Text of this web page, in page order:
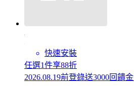
快速安裝
任選1件享88折
2026.08.19前登錄送3000回饋